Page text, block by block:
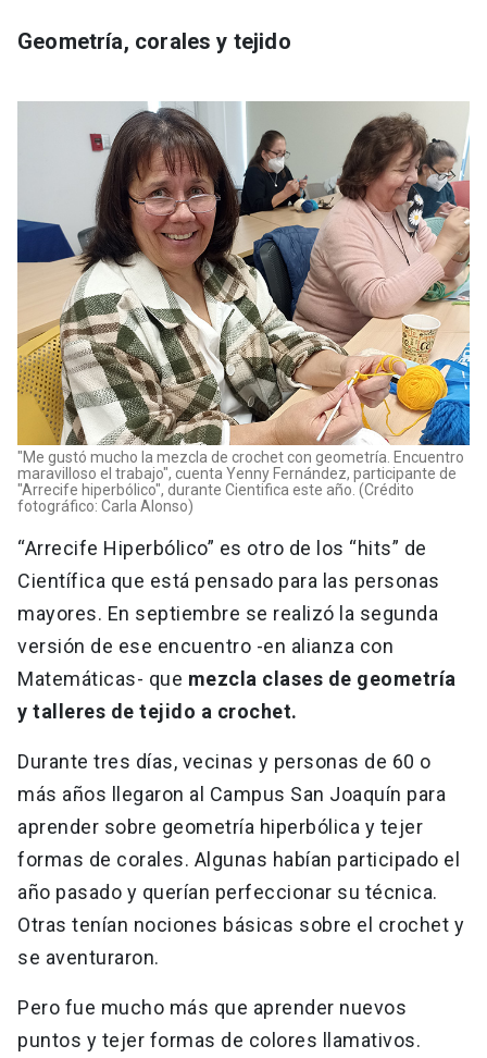
Geometría, corales y tejido
"Me gustó mucho la mezcla de crochet con geometría. Encuentro
maravilloso el trabajo", cuenta Yenny Fernández, participante de
"Arrecife hiperbólico", durante Cientifica este año. (Crédito
fotográfico: Carla Alonso)
“Arrecife Hiperbólico” es otro de los “hits” de
Científica que está pensado para las personas
mayores. En septiembre se realizó la segunda
versión de ese encuentro -en alianza con
Matemáticas- que mezcla clases de geometría
y talleres de tejido a crochet.
Durante tres días, vecinas y personas de 60 o
más años llegaron al Campus San Joaquín para
aprender sobre geometría hiperbólica y tejer
formas de corales. Algunas habían participado el
año pasado y querían perfeccionar su técnica.
Otras tenían nociones básicas sobre el crochet y
se aventuraron.
Pero fue mucho más que aprender nuevos
puntos y tejer formas de colores llamativos.